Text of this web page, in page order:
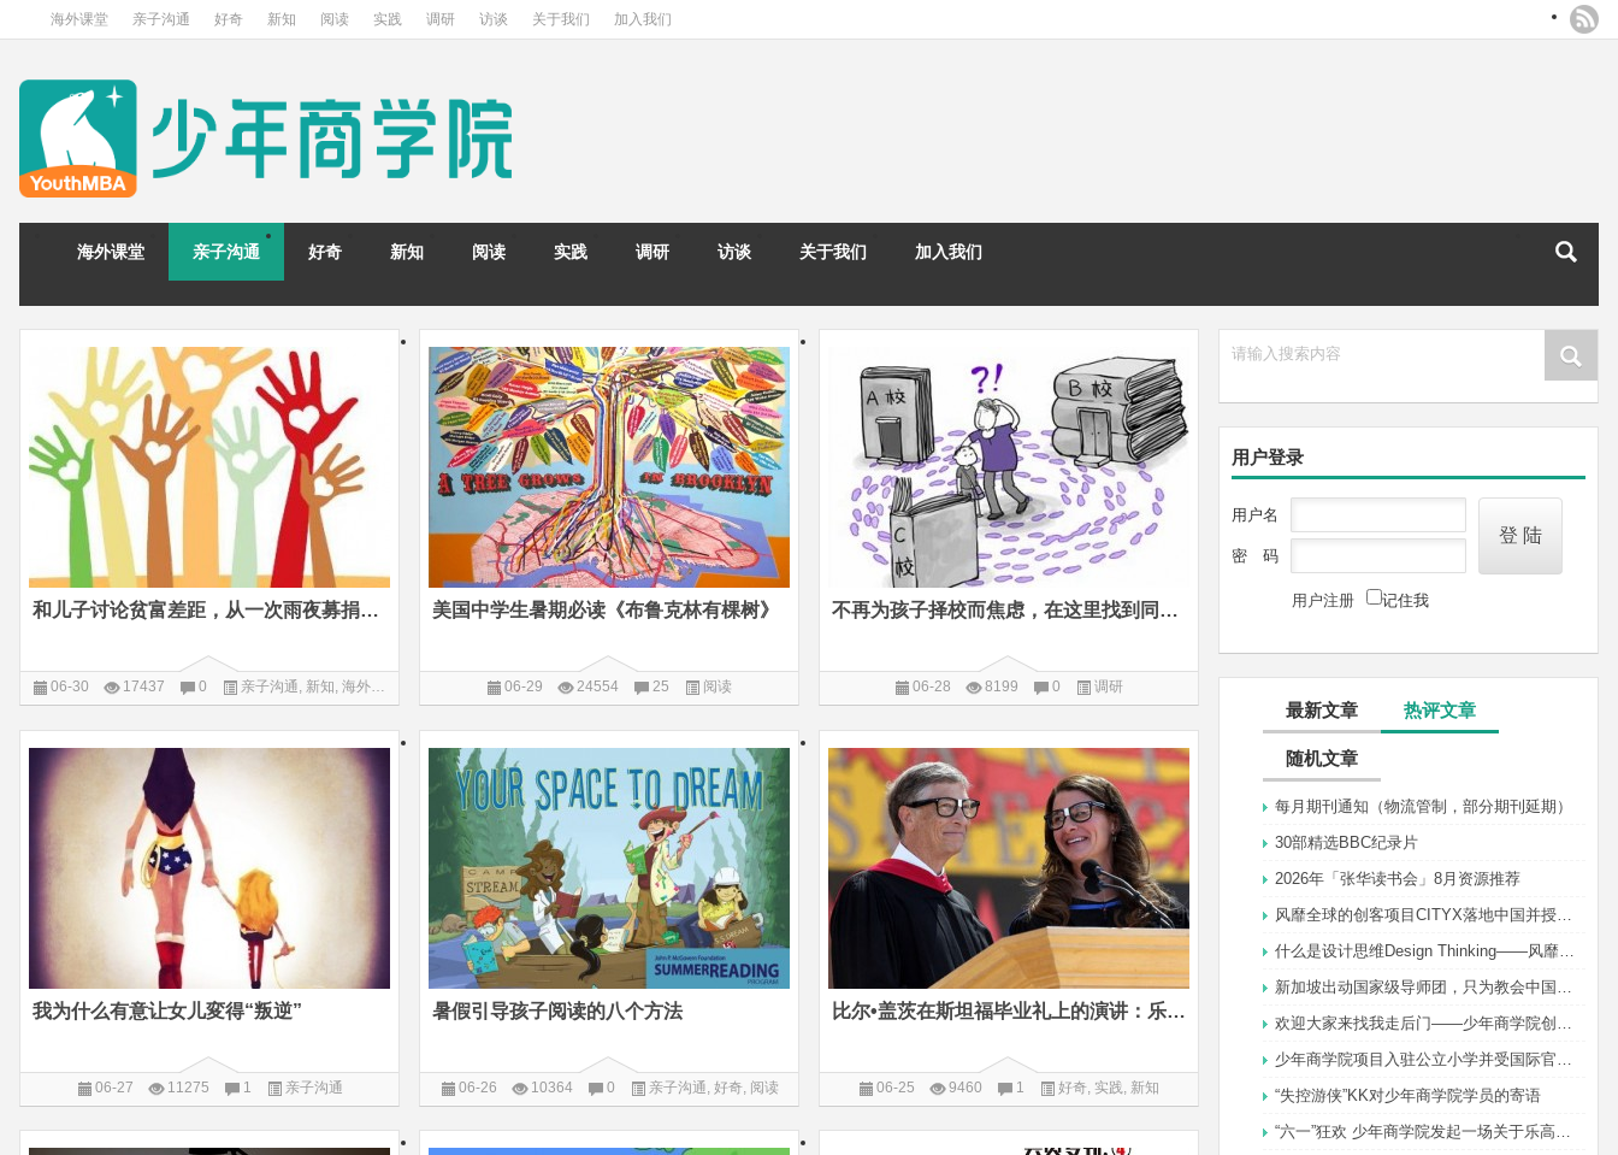
海外课堂 亲子沟通 好奇 新知 阅读 实践 调研 访谈 关于我们 加入我们
海外课堂 亲子沟通 好奇 新知 阅读 实践 调研 访谈 关于我们 加入我们
请输入搜索内容
用户登录
用户名
密 码
用户注册 记住我
最新文章 热评文章
随机文章
每月期刊通知（物流管制，部分期刊延期）
30部精选BBC纪录片
2026年「张华读书会」8月资源推荐
风靡全球的创客项目CITYX落地中国并授权少年
什么是设计思维Design Thinking——风靡全球的
新加坡出动国家级导师团，只为教会中国孩子一
欢迎大家来找我走后门——少年商学院创始人张华
少年商学院项目入驻公立小学并受国际官员好评
“失控游侠”KK对少年商学院学员的寄语
“六一”狂欢 少年商学院发起一场关于乐高的社
和儿子讨论贫富差距，从一次雨夜募捐开始
06-30 17437 0 亲子沟通, 新知, 海外课堂
美国中学生暑期必读《布鲁克林有棵树》
06-29 24554 25 阅读
不再为孩子择校而焦虑，在这里找到同行者
06-28 8199 0 调研
我为什么有意让女儿変得“叛逆”
06-27 11275 1 亲子沟通
暑假引导孩子阅读的八个方法
06-26 10364 0 亲子沟通, 好奇, 阅读
比尔•盖茨在斯坦福毕业礼上的演讲：乐观不是等待事情变好
06-25 9460 1 好奇, 实践, 新知